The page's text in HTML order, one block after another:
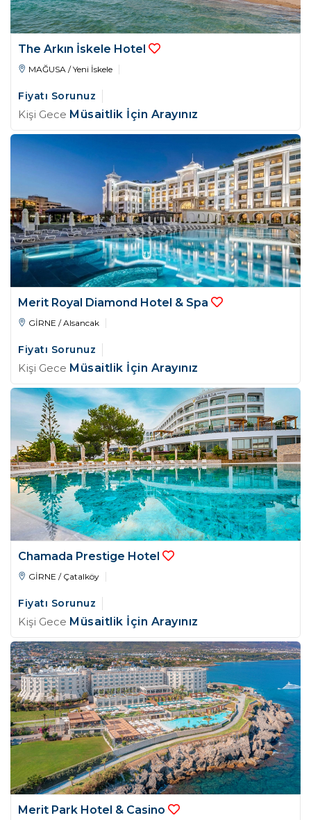
The Arkın İskele Hotel
MAĞUSA / Yeni İskele
Fiyatı Sorunuz
Kişi Gece Müsaitlik İçin Arayınız
Merit Royal Diamond Hotel & Spa
GİRNE / Alsancak
Fiyatı Sorunuz
Kişi Gece Müsaitlik İçin Arayınız
Chamada Prestige Hotel
GİRNE / Çatalköy
Fiyatı Sorunuz
Kişi Gece Müsaitlik İçin Arayınız
Merit Park Hotel & Casino